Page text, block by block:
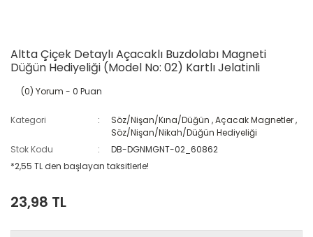
Altta Çiçek Detaylı Açacaklı Buzdolabı Magneti
Düğün Hediyeliği (Model No: 02) Kartlı Jelatinli
(0) Yorum - 0 Puan
Kategori Söz/Nişan/Kına/Düğün ,Açacak Magnetler,
Söz/Nişan/Nikah/Düğün Hediyeliği
Stok Kodu
DB-DGNMGNT-02_60862
*2,55 TL den başlayan taksitlerle!
23,98 TL